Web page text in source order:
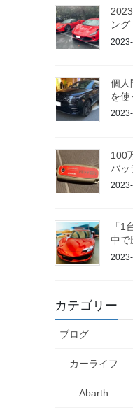
ン
個人
を使
100
バッ
「1
中で
カテゴリー
ブログ
カーライフ
Abarth